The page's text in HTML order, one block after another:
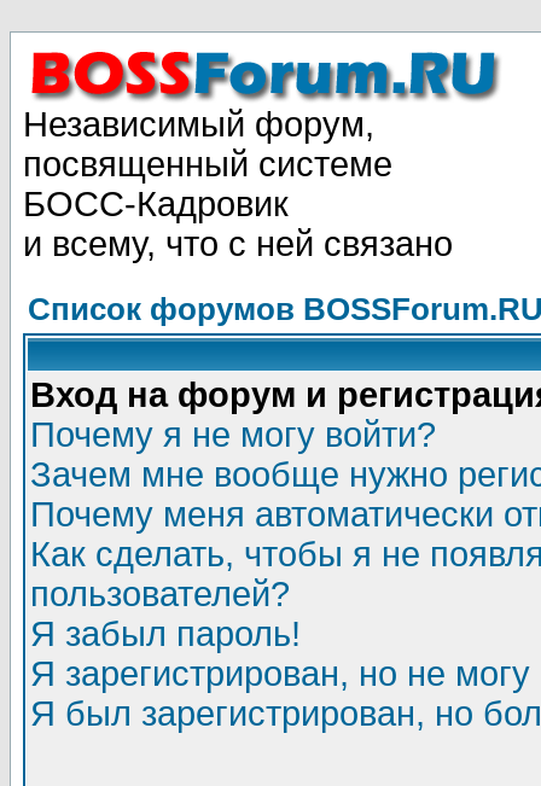
Независимый форум,
посвященный системе
БОСС-Кадровик
и всему, что с ней связано
Список форумов
Вход на форум и
Почему я не могу войти?
Зачем мне вообще нужно
Почему меня автоматически
Как сделать, чтобы я не
пользователей?
Я забыл пароль!
Я зарегистрирован, но не могу
Я был зарегистрирован, но